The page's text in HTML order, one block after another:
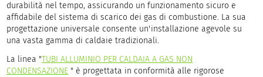
durabilità nel tempo, assicurando un funzionamento sicuro e
affidabile del sistema di scarico dei gas di combustione. La sua
progettazione universale consente un'installazione agevole su
una vasta gamma di caldaie tradizionali.
La linea "TUBI ALLUMINIO PER CALDAIA A GAS NON
CONDENSAZIONE " è progettata in conformità alle rigorose